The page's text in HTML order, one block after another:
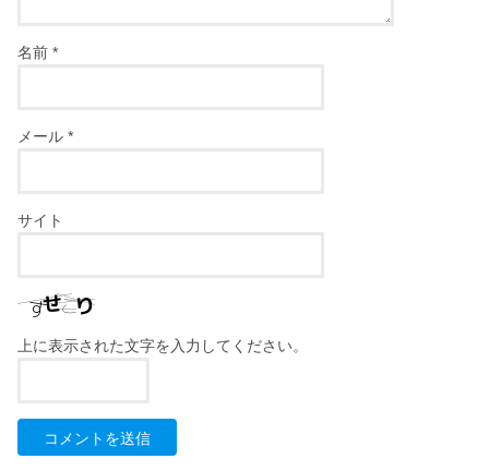
名前*
メール*
サイト
上に表示された文字を入力してください。